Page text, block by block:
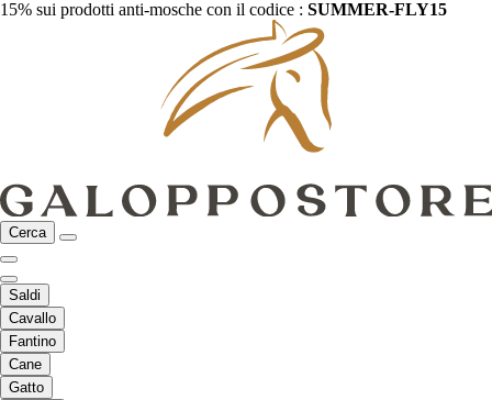
15% sui prodotti anti-mosche con il codice : SUMMER-FLY15
Cerca
Saldi
Cavallo
Fantino
Cane
Gatto